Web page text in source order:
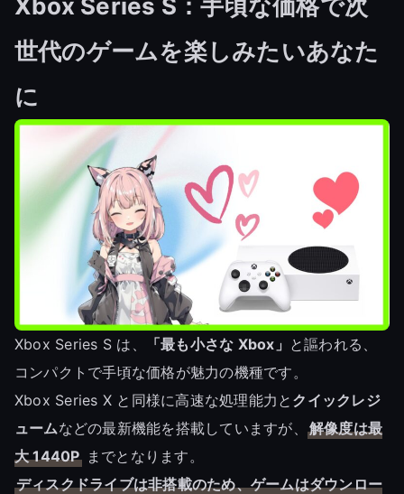
世代のゲームを楽しみたいあなた
に
Xbox Series S は、 「最も小さな Xbox」 と謳われる、
コンパクトで手頃な価格が魅力の機種です。
Xbox Series X と同様に高速な処理能力と クイックレジ
ュームなどの最新機能を搭載していますが、 解像度は最
大 1440Pまでとなります。
ディスクドライブは非搭載のため、ゲームはダウンロー